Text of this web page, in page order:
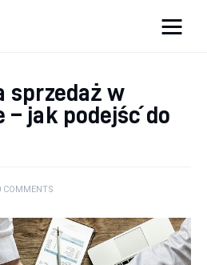
sprzedaż w
– jak podejść do
COMMENTS